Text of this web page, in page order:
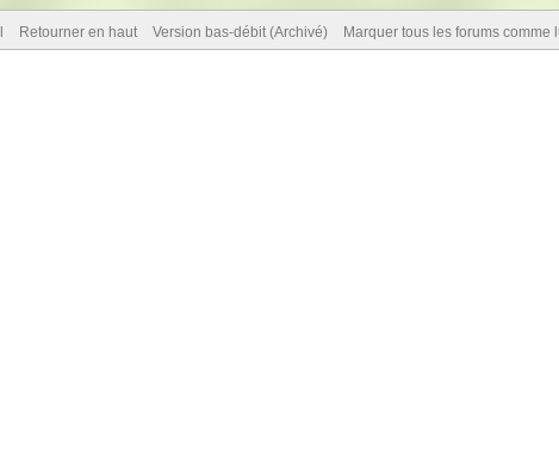
Retourner en haut Version bas-débit (Archivé) Marquer tous les forums comme